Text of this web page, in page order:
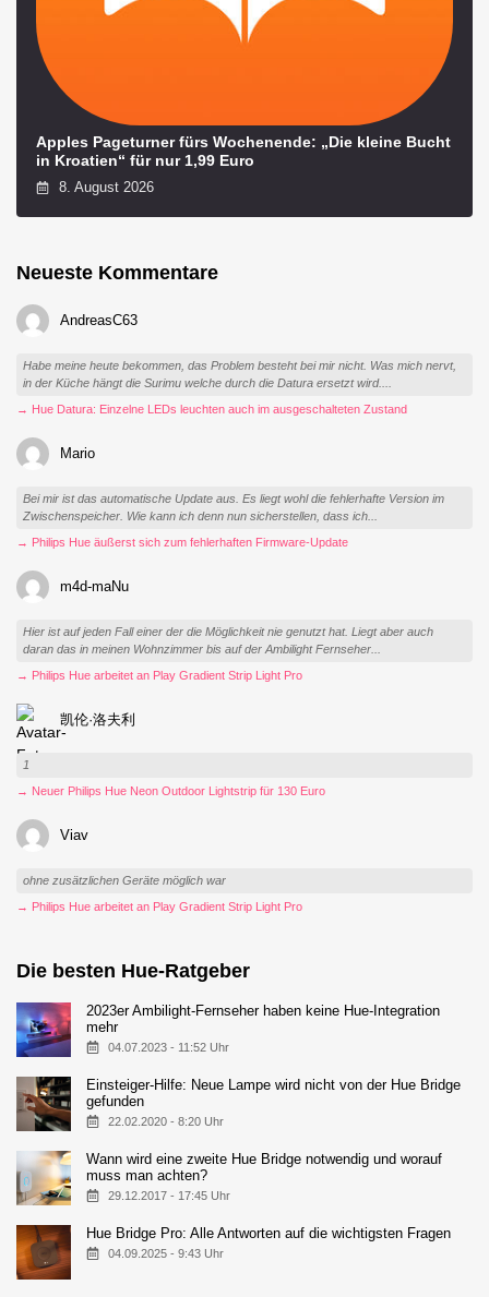
Apples Pageturner fürs Wochenende: „Die kleine Bucht
in Kroatien“ für nur 1,99 Euro
8. August 2026
Neueste Kommentare
AndreasC63
Habe meine heute bekommen, das Problem besteht bei mir nicht. Was mich nervt,
in der Küche hängt die Surimu welche durch die Datura ersetzt wird....
→ Hue Datura: Einzelne LEDs leuchten auch im ausgeschalteten Zustand
Mario
Bei mir ist das automatische Update aus. Es liegt wohl die fehlerhafte Version im
Zwischenspeicher. Wie kann ich denn nun sicherstellen, dass ich...
→ Philips Hue äußerst sich zum fehlerhaften Firmware-Update
m4d-maNu
Hier ist auf jeden Fall einer der die Möglichkeit nie genutzt hat. Liegt aber auch
daran das in meinen Wohnzimmer bis auf der Ambilight Fernseher...
→ Philips Hue arbeitet an Play Gradient Strip Light Pro
凯伦·洛夫利
1
→ Neuer Philips Hue Neon Outdoor Lightstrip für 130 Euro
Viav
ohne zusätzlichen Geräte möglich war
→ Philips Hue arbeitet an Play Gradient Strip Light Pro
Die besten Hue-Ratgeber
2023er Ambilight-Fernseher haben keine Hue-Integration
mehr
04.07.2023 - 11:52 Uhr
Einsteiger-Hilfe: Neue Lampe wird nicht von der Hue Bridge
gefunden
22.02.2020 - 8:20 Uhr
Wann wird eine zweite Hue Bridge notwendig und worauf
muss man achten?
29.12.2017 - 17:45 Uhr
Hue Bridge Pro: Alle Antworten auf die wichtigsten Fragen
04.09.2025 - 9:43 Uhr